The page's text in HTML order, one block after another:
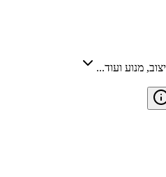
מנוע ועוד...